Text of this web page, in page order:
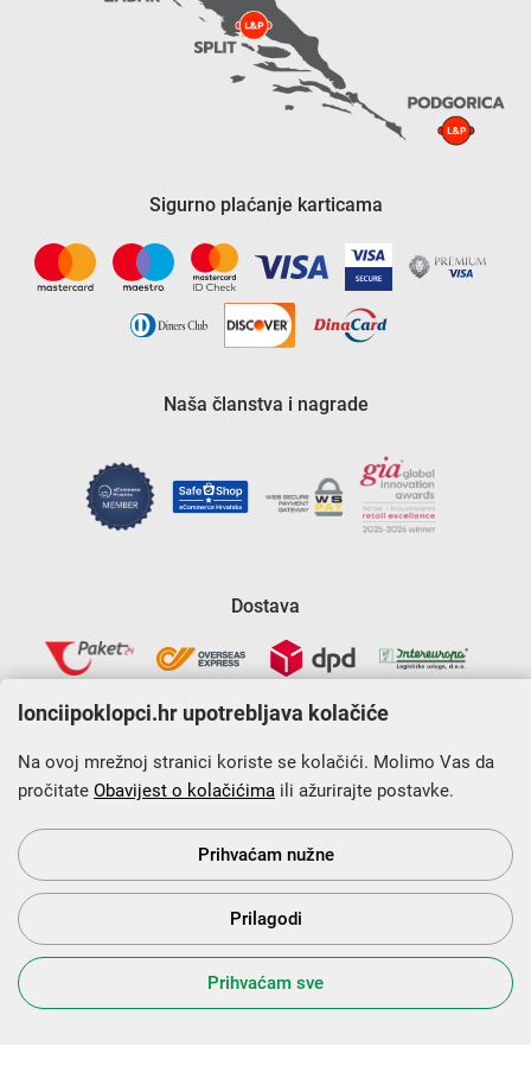
Sigurno plaćanje karticama
Naša članstva i nagrade
Dostava
Krajnji primatelj financijskog instrumenta sufinanciranog iz
Europskog fonda za regionalni razvoj u sklopu Operativnog
programa „Konkurentnost i kohezija”.
s Vama od 2014. godine!
lonciipoklopci.hr upotrebljava kolačiće
Na ovoj mrežnoj stranici koriste se kolačići. Molimo Vas da
pročitate Obavijest o kolačićima ili ažurirajte postavke.
Prihvaćam nužne
Prilagodi
Prihvaćam sve